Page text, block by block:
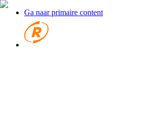
Ga naar primaire content